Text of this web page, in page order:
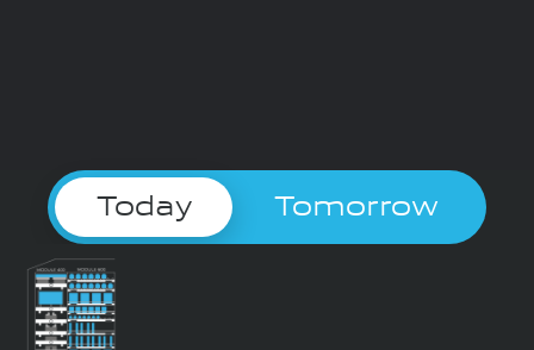
Today Tomorrow